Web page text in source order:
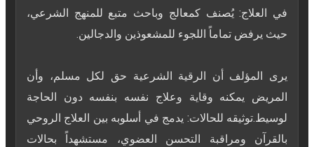
في العلاج: يُصنف كمعالج وباحث متبع للمنهج الشرعي،
يرى المؤلف أن الرقية الشرعية حق لكل مسلم، وأن
المريض يمكنه وقاية وعلاج نفسه بنفسه دون الحاجة
لوسيط.توثيقه للحالات: يدمج في أسلوبه بين العلاج الروحي
بالقرآن ومراقبة التحسن العضوي، مستشهداً بحالات